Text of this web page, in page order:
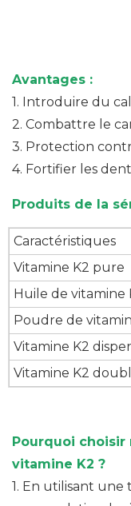
Avantages :
1. Introduire du
2. Combattre le
3. Protection
4. Fortifier les
Produits de la
Caractéristiques
Vitamine K2 pure
Huile de vitamine
Poudre de
Vitamine K2
Vitamine K2
Pourquoi choisir
vitamine K2 ?
1. En utilisant une